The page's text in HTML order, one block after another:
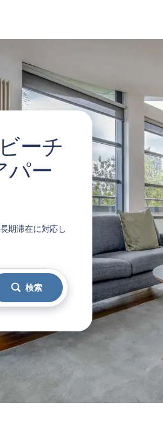
ーチ
パー
期滞在に対応し
検索